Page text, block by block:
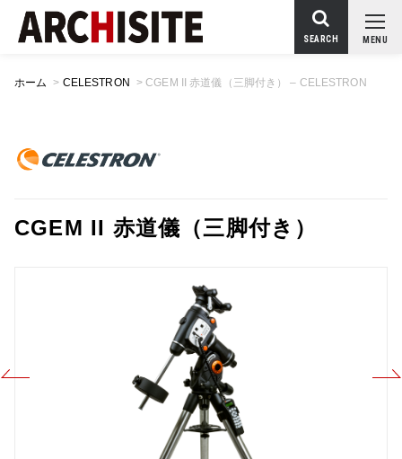
MENU
SEARCH
ホーム > CELESTRON >CGEM II 赤道儀（三脚付き） – CELESTRON
CGEM II 赤道儀（三脚付き）